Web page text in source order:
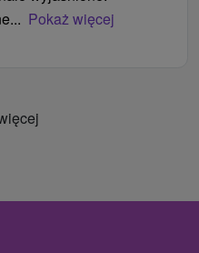
Pokaż więcej